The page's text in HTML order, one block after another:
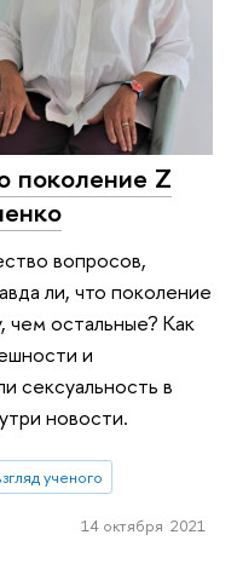
поколение Z
вопросов,
ли, что поколение
чем остальные? Как
и
сексуальность в
новости.
ученого
14 октября 2021